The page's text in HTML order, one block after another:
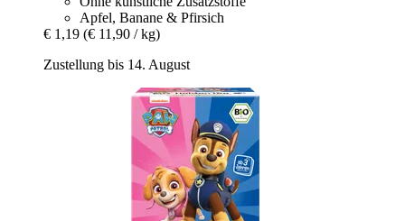
Apfel, Banane & Pfirsich
€ 1,19 (€ 11,90 / kg)
Zustellung bis 14. August